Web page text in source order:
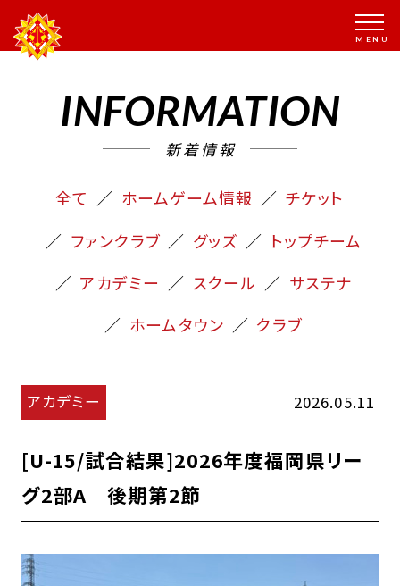
INFORMATION
新着情報
全て ホームゲーム情報
チケット
ファンクラブ
グッズ
トップチーム
アカデミー
スクール
サステナ
ホームタウン
クラブ
アカデミー 2026.05.11
[U-15/試合結果]2026年度福岡県リー
グ2部A 後期第2節